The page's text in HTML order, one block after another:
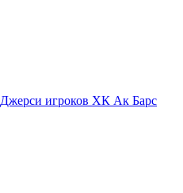
Джерси игроков ХК Ак Барс